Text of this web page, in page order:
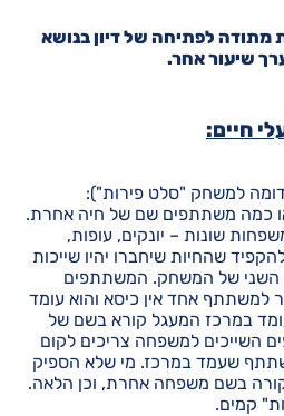
מתודה לפתיחה של דיון בנושא
שיעור אחר.
חיים:
למשחק "סלט פירות"):
כמה משתתפים שם של חיה אחרת.
שונות – יונקים, עופות,
שהחיות שיחברו יהיו שייכות
השני של המשחק. המשתתפים
למשתתף אחד אין כיסא והוא עומד
במרכז המעגל קורא בשם של
השייכים למשפחה צריכים לקום
שעמד במרכז. מי שלא הספיק
בשם משפחה אחרת, וכן הלאה.
קמים.